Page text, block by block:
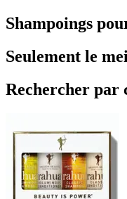
Shampoings
Seulement le
Rechercher par